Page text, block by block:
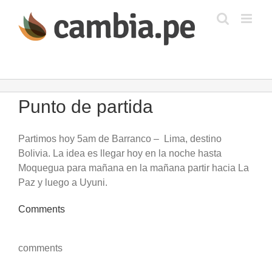
contenido
Punto de partida
Partimos hoy 5am de Barranco – Lima, destino
Bolivia. La idea es llegar hoy en la noche hasta
Moquegua para mañana en la mañana partir hacia La
Paz y luego a Uyuni.
Comments
comments